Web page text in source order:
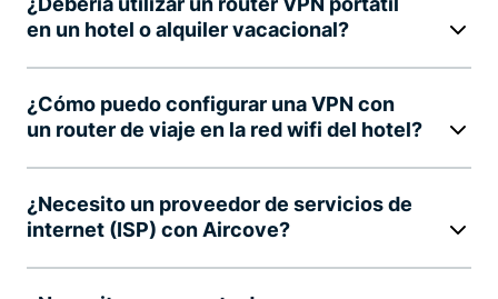
en un hotel o alquiler vacacional?
¿Cómo puedo configurar una VPN con
un router de viaje en la red wifi del hotel?
¿Necesito un proveedor de servicios de
internet (ISP) con Aircove?